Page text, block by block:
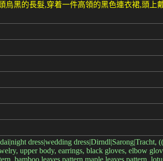
烏黑的長髮,穿着一件高領的黑色連衣裙,頭上
dress|wedding
upper body, earrings, black gloves, elbow
bamboo leaves pattern,maple leaves pattern,